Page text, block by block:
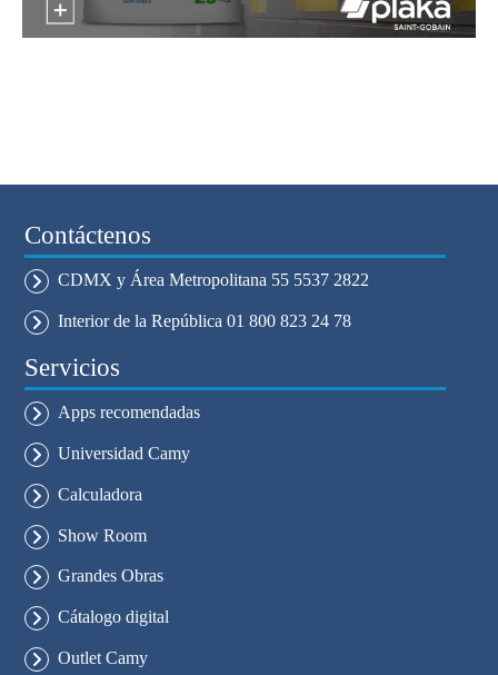
Contáctenos
CDMX y Área Metropolitana 55 5537 2822
Interior de la República 01 800 823 24 78
Servicios
Apps recomendadas
Universidad Camy
Calculadora
Show Room
Grandes Obras
Cátalogo digital
Outlet Camy